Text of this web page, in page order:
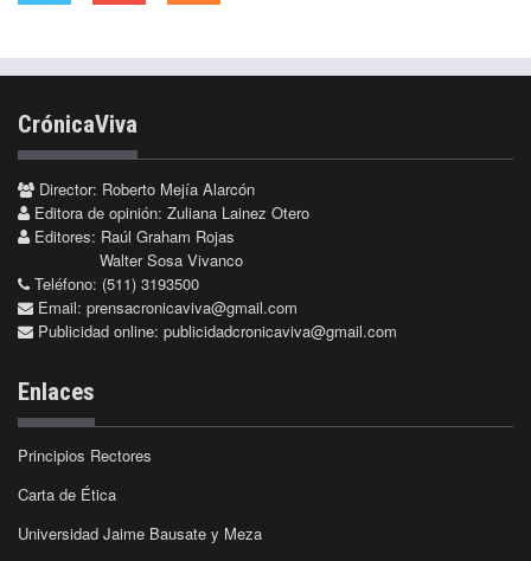
CrónicaViva
Director: Roberto Mejía Alarcón
Editora de opinión: Zuliana Lainez Otero
Editores: Raúl Graham Rojas
Walter Sosa Vivanco
Teléfono: (511) 3193500
Email: prensacronicaviva@gmail.com
Publicidad online: publicidadcronicaviva@gmail.com
Enlaces
Principios Rectores
Carta de Ética
Universidad Jaime Bausate y Meza